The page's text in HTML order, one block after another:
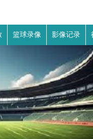
篮球录像 影像记录